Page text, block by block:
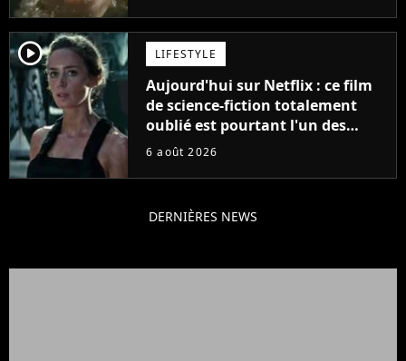
player2 LIFESTYLE
Aujourd'hui sur Netflix : ce film
de science-fiction totalement
oublié est pourtant l'un des
meilleurs des années 2010
6 août 2026
DERNIÈRES NEWS